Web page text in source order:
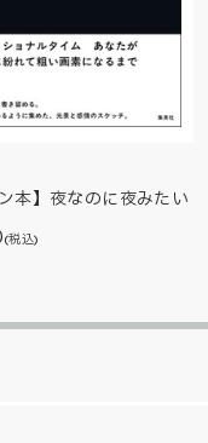
ン本】夜なのに夜みたい
(税込)